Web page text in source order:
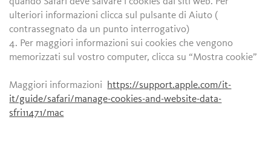
ulteriori informazioni clicca sul pulsante di Aiuto (
contrassegnato da un punto interrogativo)
4. Per maggiori informazioni sui cookies che vengono
memorizzati sul vostro computer, clicca su “Mostra cookie”
Maggiori informazioni https://support.apple.com/it-
it/guide/safari/manage-cookies-and-website-data-
sfri11471/mac